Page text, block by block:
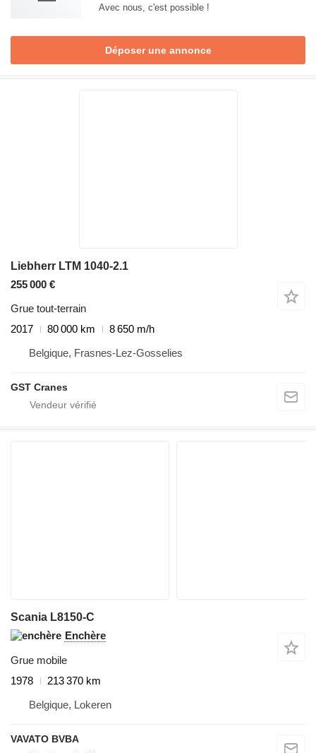
Avec nous, c'est possible !
Déposer une annonce
Liebherr LTM 1040-2.1
255 000 €
Grue tout-terrain
2017
80 000 km
8 650 m/h
Belgique, Frasnes-Lez-Gosselies
GST Cranes
Scania L8150-C
Enchère
Grue mobile
1978
213 370 km
Belgique, Lokeren
VAVATO BVBA